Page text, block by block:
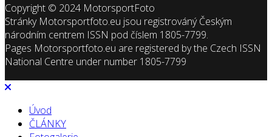
Copyright © 2024 MotorsportFoto
Stránky Motorsportfoto.eu jsou registrováný Českým
národním centrem ISSN pod číslem 1805-7799.
Pages Motorsportfoto.eu are registered by the Czech ISSN
National Centre under number 1805-7799
Úvod
ČLÁNKY